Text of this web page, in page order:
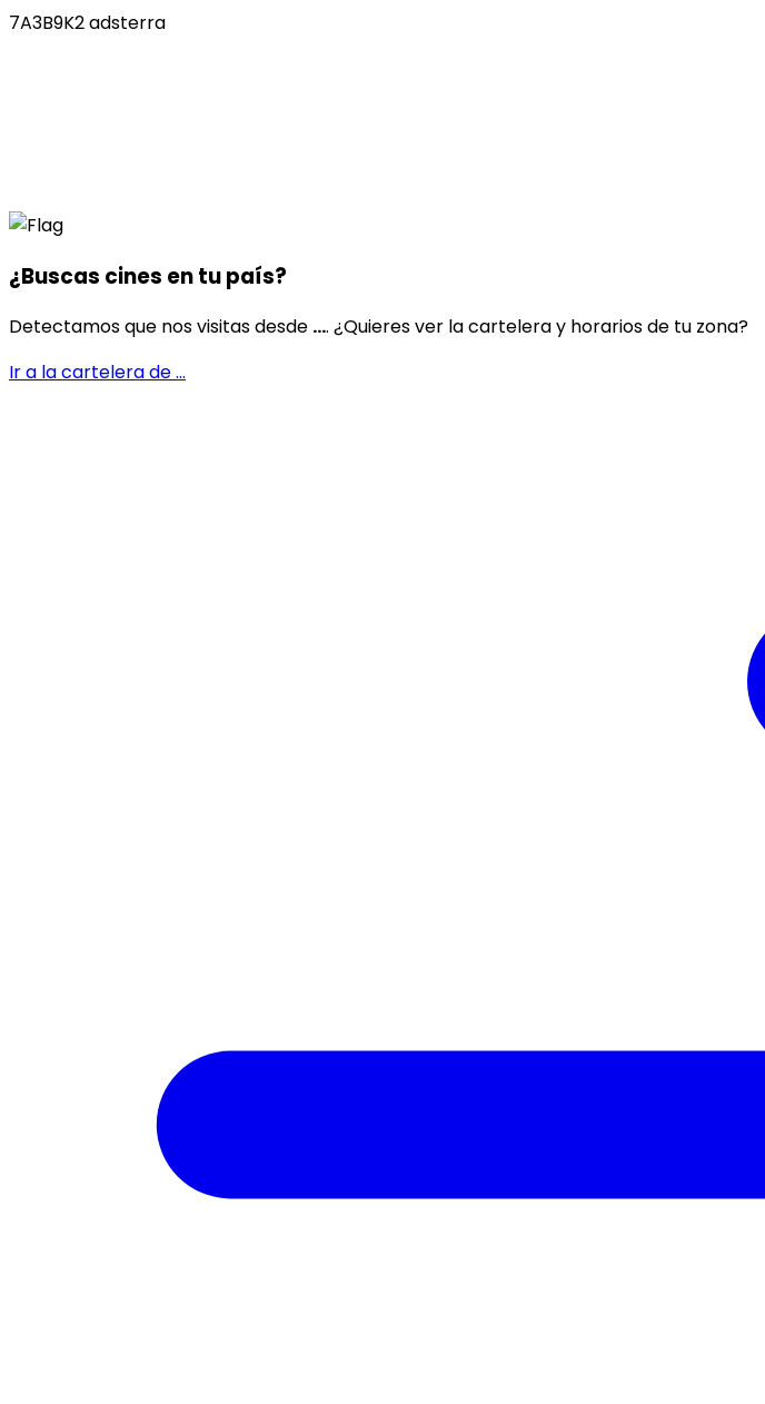
7A3B9K2 adsterra
¿Buscas cines entu país?
Detectamos que nos visitas desde .... ¿Quieres ver la cartelera y horarios de tu zona?
Ir a la cartelera de...